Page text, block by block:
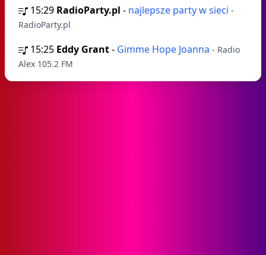
15:29 RadioParty.pl - najlepsze party w sieci -
RadioParty.pl
15:25 Eddy Grant- Gimme Hope Joanna - Radio
Alex 105.2 FM